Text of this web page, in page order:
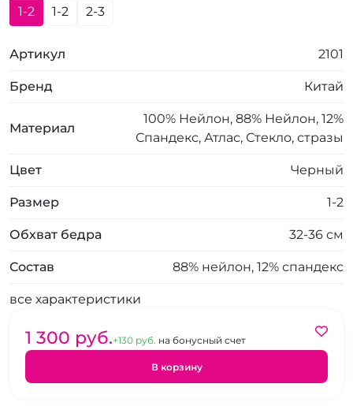
1-2
1-2 2-3
Артикул 2101
Бренд Китай
Материал
100% Нейлон, 88% Нейлон, 12%
Спандекс, Атлас, Стекло, стразы
Цвет Черный
Размер 1-2
Обхват бедра 32-36 см
Состав 88% нейлон, 12% спандекс
все характеристики
1 300 pуб.+130 pуб. на бонусный счет
В корзину